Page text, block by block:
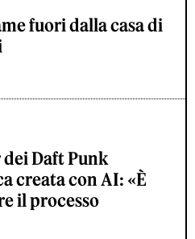
fuori dalla casa di
Daft Punk
creata con AI: «È
il processo